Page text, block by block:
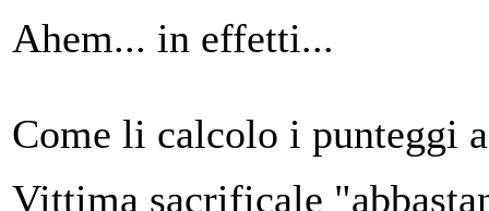
Ahem... in effetti...
Come li calcolo i punteggi
Vittima sacrificale